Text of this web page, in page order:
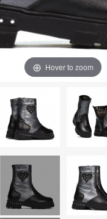
Hover to zoom